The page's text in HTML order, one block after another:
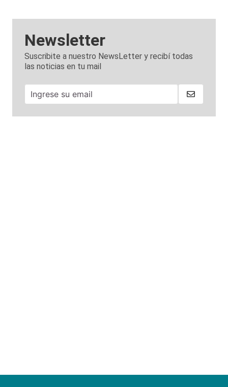
Newsletter
Suscribite a nuestro NewsLetter y recibí todas
las noticias en tu mail